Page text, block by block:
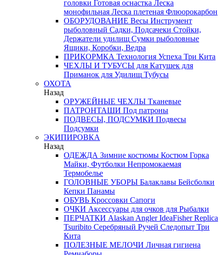
головки Готовая оснастка Леска
монофильная Леска плетеная Флюорокарбон
ОБОРУДОВАНИЕ Весы Инструмент
рыболовный Садки, Подсачеки Стойки,
Держатели удилищ Сумки рыболовные
Ящики, Коробки, Ведра
ПРИКОРМКА Технология Успеха Три Кита
ЧЕХЛЫ И ТУБУСЫ для Катушек для
Приманок для Удилищ Тубусы
ОХОТА
Назад
ОРУЖЕЙНЫЕ ЧЕХЛЫ Тканевые
ПАТРОНТАШИ Под патроны
ПОДВЕСЫ, ПОДСУМКИ Подвесы
Подсумки
ЭКИПИРОВКА
Назад
ОДЕЖДА Зимние костюмы Костюм Горка
Майки, Футболки Непромокаемая
Термобелье
ГОЛОВНЫЕ УБОРЫ Балаклавы Бейсболки
Кепки Панамы
ОБУВЬ Кроссовки Сапоги
ОЧКИ Аксессуары для очков для Рыбалки
ПЕРЧАТКИ Alaskan AnglerIdeaFisherReplica
Tsuribito Серебряный Ручей Следопыт Три
Кита
ПОЛЕЗНЫЕ МЕЛОЧИ Личная гигиена